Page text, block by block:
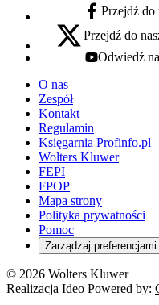
facebook - otwiera
Przejdź do
x - otwiera się w nowej
Przejdź do
youtube - otwiera
Odwiedź
O nas
Zespół
Kontakt
Regulamin
Księgarnia Profinfo.pl
Wolters Kluwer
FEPI
FPOP
Mapa strony
Polityka prywatności
Pomoc
Zarządzaj
© 2026 Wolters Kluwer
Realizacja Ideo Powered by: